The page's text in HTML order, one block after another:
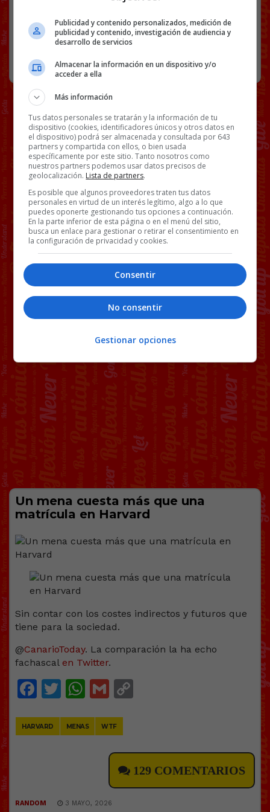
92 COMENTARIOS
RANDOM
Un mena cuesta más que una
matrícula en Harvard
Sin contar con los costes indirectos y futuros que
tiene para la sociedad.
@CanarioToday. La comparación la ha echo
fachascal en Twitter.
Facebook
Twitter
WhatsApp
Gmail
HARVARD MENAS WTF
129 COMENTARIOS
RANDOM 3 MAYO, 2026
Publicidad y contenido personalizados, medición de
publicidad y contenido, investigación de audiencia y
desarrollo de servicios
Almacenar la información en un dispositivo y/o
acceder a ella
Más información
Tus datos personales se tratarán y la información de tu
dispositivo (cookies, identificadores únicos y otros datos en
el dispositivo) podrá ser almacenada y consultada por 643
partners y compartida con ellos, o bien usada
específicamente por este sitio. Tanto nosotros como
nuestros partners podemos usar datos precisos de
geolocalización. Lista de partners.
Es posible que algunos proveedores traten tus datos
personales en virtud de un interés legítimo, algo a lo que
puedes oponerte gestionando tus opciones a continuación.
En la parte inferior de esta página o en el menú del sitio,
busca un enlace para gestionar o retirar el consentimiento en
la configuración de privacidad y cookies.
Consentir
No consentir
Gestionar opciones